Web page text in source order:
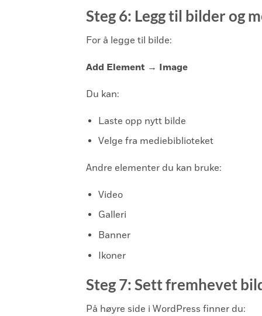
Steg 6: Legg til bilder og
For å legge til bilde:
Add Element → Image
Du kan:
Laste opp nytt bilde
Velge fra mediebiblioteket
Andre elementer du kan bruke:
Video
Galleri
Banner
Ikoner
Steg 7: Sett fremhevet
På høyre side i WordPress finner du: